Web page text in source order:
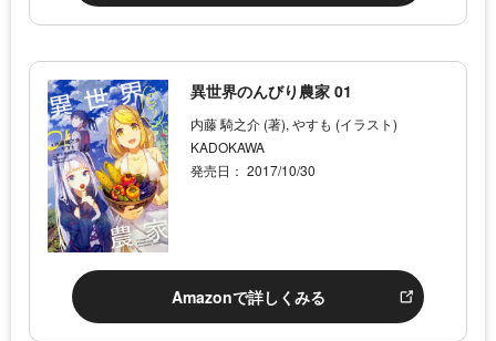
異世界のんびり農家 01
内藤 騎之介 (著), やすも (イラスト)
KADOKAWA
発売日： 2017/10/30
Amazonで詳しくみる